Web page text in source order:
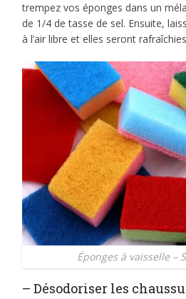
trempez vos éponges dans un
de 1/4 de tasse de sel. Ensuite,
à l’air libre et elles seront
Éponges à vaisselle –
– Désodoriser les